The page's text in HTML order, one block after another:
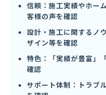
信頼：施工実績やホー
客様の声を確認
設計・施工に関するノ
ザイン等を確認
特色：「実績が豊富」
確認
サポート体制：トラブ